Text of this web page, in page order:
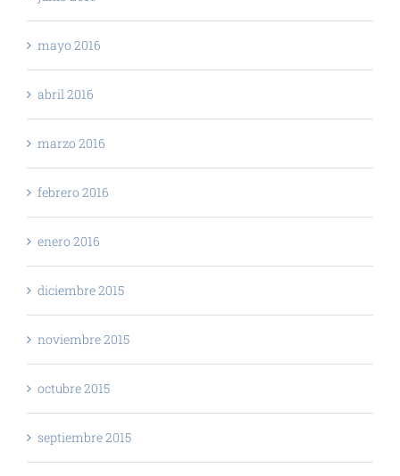
mayo 2016
abril 2016
marzo 2016
febrero 2016
enero 2016
diciembre 2015
noviembre 2015
octubre 2015
septiembre 2015